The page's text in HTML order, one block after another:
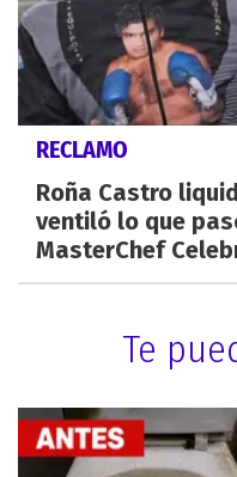
RECLAMO
Roña Castro
ventiló lo que
MasterChef
Te